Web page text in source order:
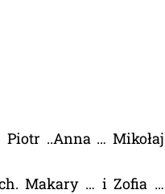
Piotr ..Anna … Mikołaj
Makary … i Zofia …